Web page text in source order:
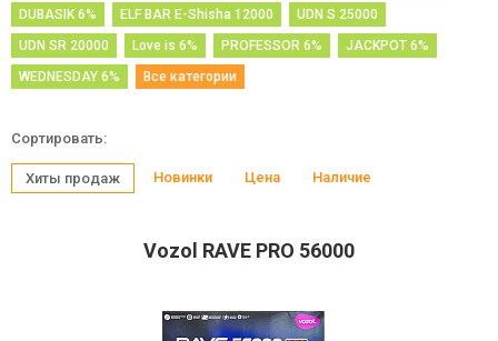
DUBASIK 6%
ELF BAR E-Shisha 12000
UDN S 25000
UDN SR 20000
Love is 6% PROFESSOR 6%
JACKPOT 6%
WEDNESDAY 6%
Все категории
Сортировать:
Хиты продаж Новинки Цена Наличие
Vozol RAVE PRO 56000